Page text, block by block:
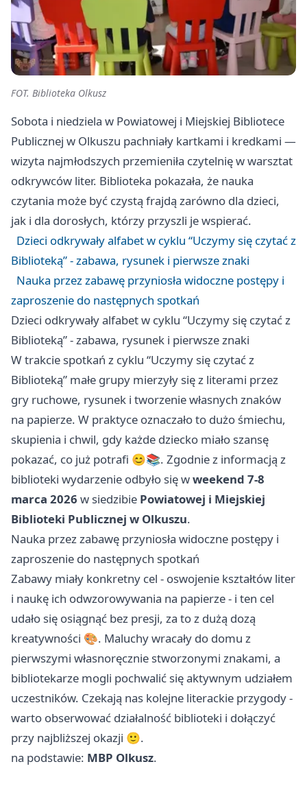
FOT. Biblioteka Olkusz
Sobota i niedziela w Powiatowej i Miejskiej Bibliotece
Publicznej w Olkuszu pachniały kartkami i kredkami —
wizyta najmłodszych przemieniła czytelnię w warsztat
odkrywców liter. Biblioteka pokazała, że nauka
czytania może być czystą frajdą zarówno dla dzieci,
jak i dla dorosłych, którzy przyszli je wspierać.
Dzieci odkrywały alfabet w cyklu “Uczymy się czytać z
Biblioteką” - zabawa, rysunek i pierwsze znaki
Nauka przez zabawę przyniosła widoczne postępy i
zaproszenie do następnych spotkań
Dzieci odkrywały alfabet w cyklu “Uczymy się czytać z
Biblioteką” - zabawa, rysunek i pierwsze znaki
W trakcie spotkań z cyklu “Uczymy się czytać z
Biblioteką” małe grupy mierzyły się z literami przez
gry ruchowe, rysunek i tworzenie własnych znaków
na papierze. W praktyce oznaczało to dużo śmiechu,
skupienia i chwil, gdy każde dziecko miało szansę
pokazać, co już potrafi 😊📚. Zgodnie z informacją z
biblioteki wydarzenie odbyło się wweekend 7-8
marca 2026 w siedzibie Powiatowej i Miejskiej
Biblioteki Publicznej w Olkuszu.
Nauka przez zabawę przyniosła widoczne postępy i
zaproszenie do następnych spotkań
Zabawy miały konkretny cel - oswojenie kształtów liter
i naukę ich odwzorowywania na papierze - i ten cel
udało się osiągnąć bez presji, za to z dużą dozą
kreatywności 🎨. Maluchy wracały do domu z
pierwszymi własnoręcznie stworzonymi znakami, a
bibliotekarze mogli pochwalić się aktywnym udziałem
uczestników. Czekają nas kolejne literackie przygody -
warto obserwować działalność biblioteki i dołączyć
przy najbliższej okazji 🙂.
na podstawie: MBP Olkusz.